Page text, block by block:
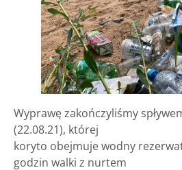
Wyprawę zakończyliśmy
(22.08.21), której
koryto obejmuje wodny
godzin walki z nurtem